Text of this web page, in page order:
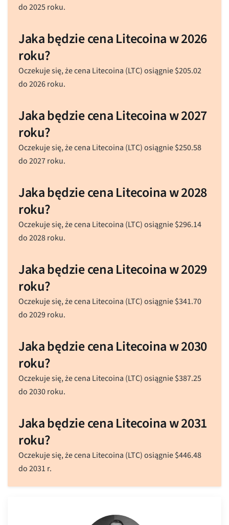
do 2025 roku.
Jaka będzie cena Litecoina w 2026
roku?
Oczekuje się, że cena Litecoina (LTC) osiągnie$205.02
do 2026 roku.
Jaka będzie cena Litecoina w 2027
roku?
Oczekuje się, że cena Litecoina (LTC) osiągnie$250.58
do 2027 roku.
Jaka będzie cena Litecoina w 2028
roku?
Oczekuje się, że cena Litecoina (LTC) osiągnie$296.14
do 2028 roku.
Jaka będzie cena Litecoina w 2029
roku?
Oczekuje się, że cena Litecoina (LTC) osiągnie$341.70
do 2029 roku.
Jaka będzie cena Litecoina w 2030
roku?
Oczekuje się, że cena Litecoina (LTC) osiągnie$387.25
do 2030 roku.
Jaka będzie cena Litecoina w 2031
roku?
Oczekuje się, że cena Litecoina (LTC) osiągnie$446.48
do 2031 r.